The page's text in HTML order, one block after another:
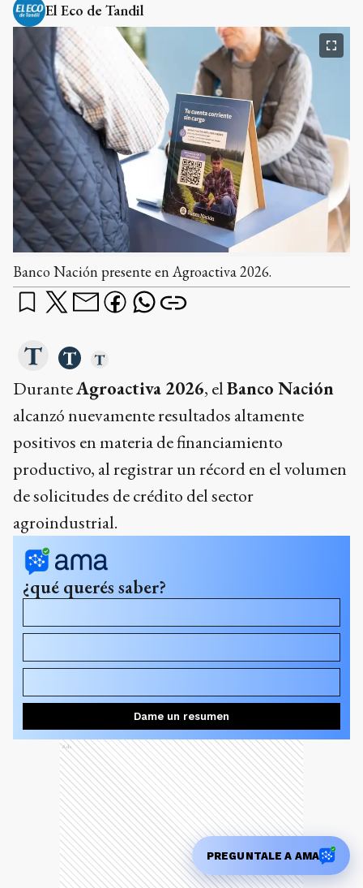
El Eco de Tandil
Banco Nación presente en Agroactiva 2026.
DuranteAgroactiva 2026, elBanco Nación
alcanzó nuevamente resultados altamente
positivos en materia de financiamiento
productivo, al registrar un récord en el volumen
de solicitudes de crédito del sector
agroindustrial.
¿qué querés saber?
agrícola respecto al año anterior?
¿Cuánto se financió en comercio exterior durante
Dame un resumen
Ads
PREGUNTALE A AMA